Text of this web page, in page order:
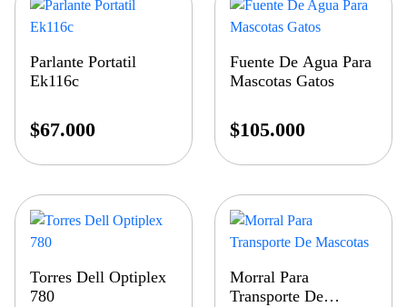
Parlante Portatil
Ek116c
$67.000
Fuente De Agua Para
Mascotas Gatos
$105.000
Torres Dell Optiplex
780
Morral Para
Transporte De